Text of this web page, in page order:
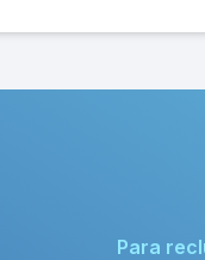
Para